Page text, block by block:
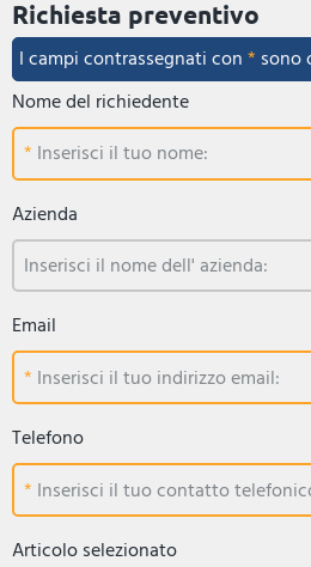
Richiesta preventivo
I campi contrassegnati con* sono
Nome del richiedente
Inserisci il tuo nome:
Azienda
Inserisci il nome dell' azienda:
Email
Inserisci il tuo indirizzo email:
Telefono
Inserisci il tuo contatto
Articolo selezionato